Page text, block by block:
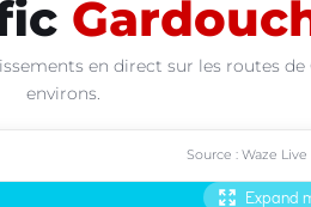
en direct sur les routes de
environs.
Source : Waze